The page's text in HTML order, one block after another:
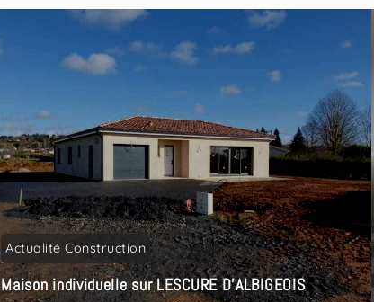
Actualité Construction
Maison individuelle sur LESCURE D’ALBIGEOIS